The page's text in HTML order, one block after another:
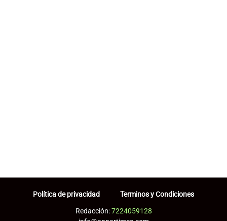
Política de privacidad Terminos y Condiciones
Redacción:7224059128